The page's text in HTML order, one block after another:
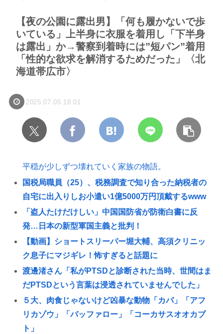
【夜の公園に露出男】「何も履かないで歩
いている」上半身に衣服を着用し「下半身
は露出」か→警察到着時には”短パン”着用
「性的な欲求を解消するためだった」〈北
海道帯広市〉
2025.07.05 18:01
平穏が少しずつ壊れていく家族の物語。
国税局職員（25）、税務調査で知り合った納税者の
自宅に出入りしお小遣い1億5000万円頂戴するwww
「盗人たけだけしい」中国国防省が防衛白書に反
発…日本の新型軍国主義と批判！
【動画】ショートスリーパー堀大輔、高須クリニッ
ク息子にマジギレ！怖すぎると話題に
渡邊渚さん「私がPTSDと診断された当時、世間はま
だPTSDという言葉は浸透されていませんでした」
５大、肉食じゃないけど凶暴な動物「カバ」「アフ
リカゾウ」「バッファロー」「コーカサスオオカブ
ト」